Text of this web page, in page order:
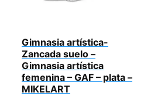
Gimnasia artística-
Zancada suelo –
Gimnasia artística
femenina – GAF – plata –
MIKELART